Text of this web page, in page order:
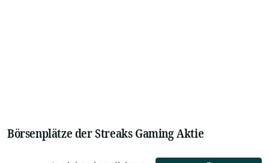
Börsenplätze der Streaks Gaming Aktie